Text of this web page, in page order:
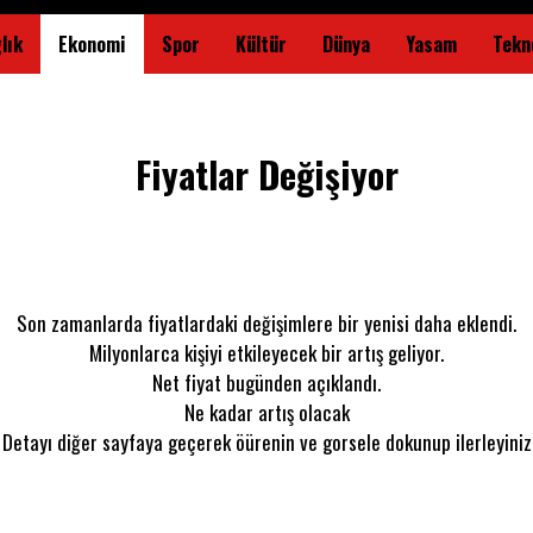
Ekonomi Spor Kültür Dünya Yasam
Fiyatlar Değişiyor
Son zamanlarda fiyatlardaki değişimlere bir yenisi daha eklendi.
Milyonlarca kişiyi etkileyecek bir artış geliyor.
Net fiyat bugünden açıklandı.
Ne kadar artış olacak
Detayı diğer sayfaya geçerek öürenin ve gorsele dokunup ilerleyiniz